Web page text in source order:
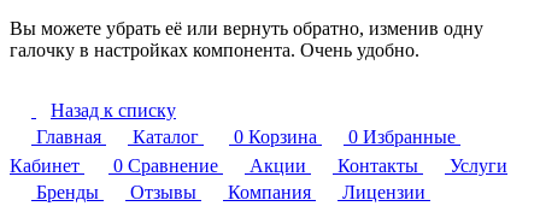
Вы можете убрать её или вернуть обратно, изменив одну
галочку в настройках компонента. Очень удобно.
Назад к списку
Главная
Каталог 0 Корзина 0 Избранные
Кабинет
0 Сравнение Акции Контакты
Услуги
Бренды
Отзывы Компания
Лицензии